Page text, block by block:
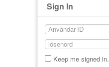
Sign In
Keep me signed in.
- Kursmaterial